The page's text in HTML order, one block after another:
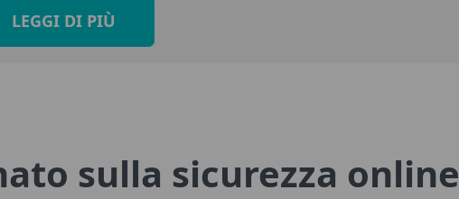
LEGGI DI PIÙ
sulla sicurezza online